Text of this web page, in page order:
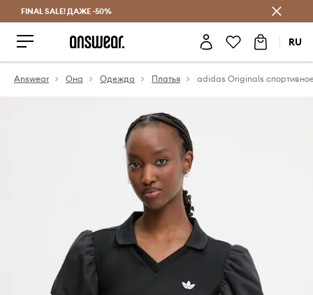
FINAL SALE! ДАЖЕ -50%
RU
Answear Она Одежда Платья